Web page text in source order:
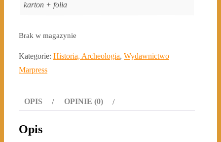
karton + folia
Brak w magazynie
Kategorie: Historia, Archeologia, Wydawnictwo
Marpress
OPIS OPINIE (0)
Opis